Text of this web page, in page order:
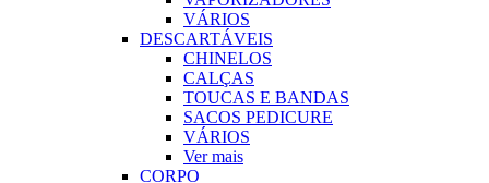
VÁRIOS
DESCARTÁVEIS
CHINELOS
CALÇAS
TOUCAS E BANDAS
SACOS PEDICURE
VÁRIOS
Ver mais
CORPO